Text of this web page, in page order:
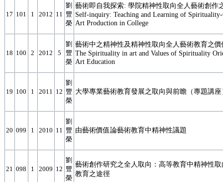
17 101 1 2012 11
劉
豐
榮
藝術即自我探索: 學院精神性取向全人藝術創作
Self-inquiry: Teaching and Learning of
Art Production in College
18 100 2 2012 5
劉
豐
榮
藝術中之精神性及精神性取向全人藝術教育之
The Spirituality in art and Values of Spirituality
Art Education
19 100 1 2011 12
劉
豐
榮
大學專業藝術教育發展之取向與前瞻（專題講座
20 099 1 2010 11
劉
豐
榮
由藝術價值論藝術教育中精神性議題
21 098 1 2009 12
劉
豐
榮
藝術創作研究之全人取向：高等教育中精神性
教育之途徑